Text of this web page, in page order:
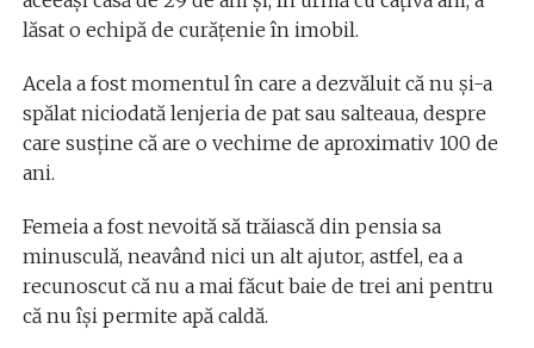
lăsat o echipă de curățenie în imobil.
Acela a fost momentul în care a dezvăluit că nu și-a
spălat niciodată lenjeria de pat sau salteaua, despre
care susține că are o vechime de aproximativ 100 de
ani.
Femeia a fost nevoită să trăiască din pensia sa
minusculă, neavând nici un alt ajutor, astfel, ea a
recunoscut că nu a mai făcut baie de trei ani pentru
că nu își permite apă caldă.